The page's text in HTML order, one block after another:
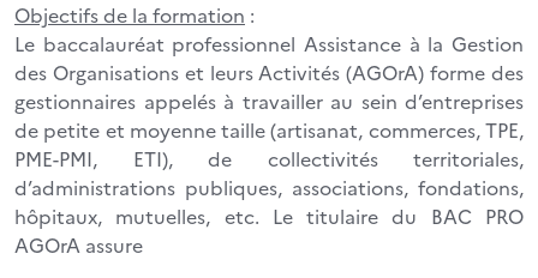
Objectifs de la formation :
Le baccalauréat professionnel Assistance à la Gestion
des Organisations et leurs Activités (AGOrA) forme des
gestionnaires appelés à travailler au sein d’entreprises
de petite et moyenne taille (artisanat, commerces, TPE,
PME-PMI, ETI), de collectivités territoriales,
d’administrations publiques, associations, fondations,
hôpitaux, mutuelles, etc. Le titulaire du BAC PRO
AGOrA assure